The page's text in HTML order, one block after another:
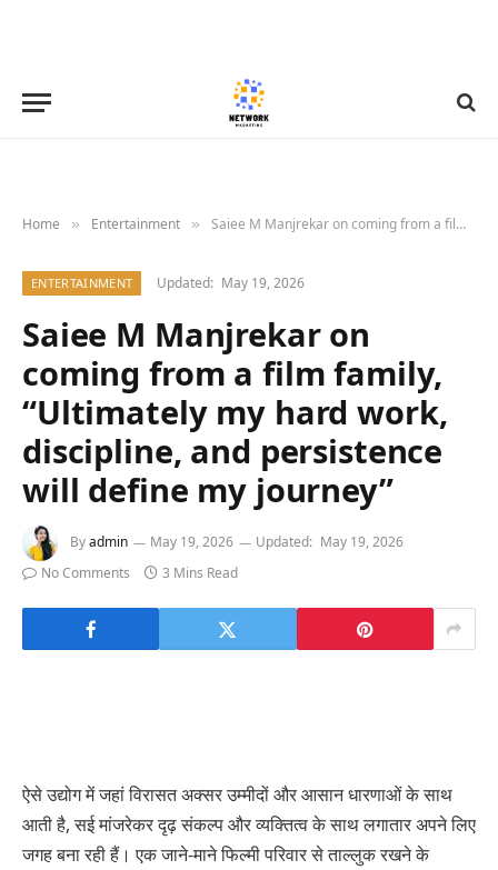
Home » Entertainment » Saiee M Manjrekar on coming from a film family, “Ultimately my hard work, discipline, and persistence will define my journey”
ENTERTAINMENT Updated: May 19, 2026
Saiee M Manjrekar on
coming from a film family,
“Ultimately my hard work,
discipline, and persistence
will define my journey”
Byadmin May 19, 2026 Updated: May 19, 2026
No Comments
3 Mins Read
ऐसे उद्योग में जहां विरासत अक्सर उम्मीदों और आसान धारणाओं के साथ
आती है, सई मांजरेकर दृढ़ संकल्प और व्यक्तित्व के साथ लगातार अपने लिए
जगह बना रही हैं। एक जाने-माने फिल्मी परिवार से ताल्लुक रखने के